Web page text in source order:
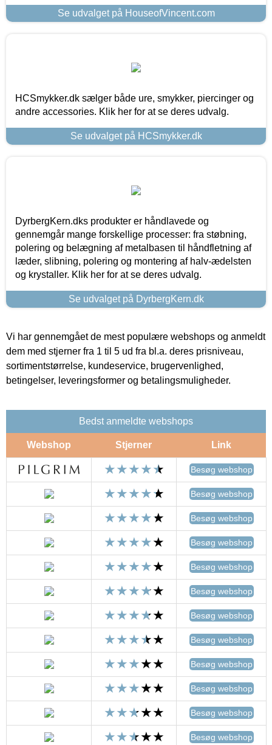
Se udvalget på HouseofVincent.com
HCSmykker.dk sælger både ure, smykker, piercinger og
andre accessories. Klik her for at se deres udvalg.
Se udvalget på HCSmykker.dk
DyrbergKern.dks produkter er håndlavede og
gennemgår mange forskellige processer: fra støbning,
polering og belægning af metalbasen til håndfletning af
læder, slibning, polering og montering af halv-ædelsten
og krystaller. Klik her for at se deres udvalg.
Se udvalget på DyrbergKern.dk
Vi har gennemgået de mest populære webshops og anmeldt
dem med stjerner fra 1 til 5 ud fra bl.a. deres prisniveau,
sortimentstørrelse, kundeservice, brugervenlighed,
betingelser, leveringsformer og betalingsmuligheder.
Bedst anmeldte webshops
Webshop Stjerner Link
Besøg webshop
Besøg webshop
Besøg webshop
Besøg webshop
Besøg webshop
Besøg webshop
Besøg webshop
Besøg webshop
Besøg webshop
Besøg webshop
Besøg webshop
Besøg webshop